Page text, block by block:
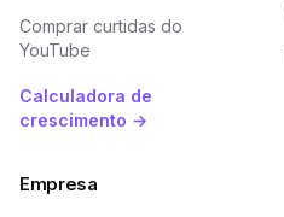
Comprar curtidas do
YouTube
Calculadora de
crescimento →
Empresa